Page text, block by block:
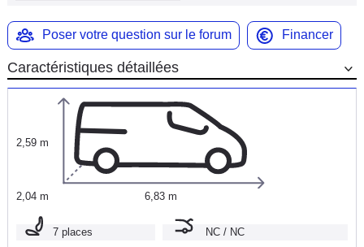
Poser votre question sur le forum Financer
Caractéristiques détaillées
2,59 m
2,04 m 6,83 m
7 places NC / NC